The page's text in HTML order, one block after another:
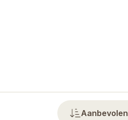
Aanbevolen